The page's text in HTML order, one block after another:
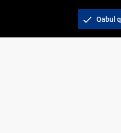
+998 71
check Qabul